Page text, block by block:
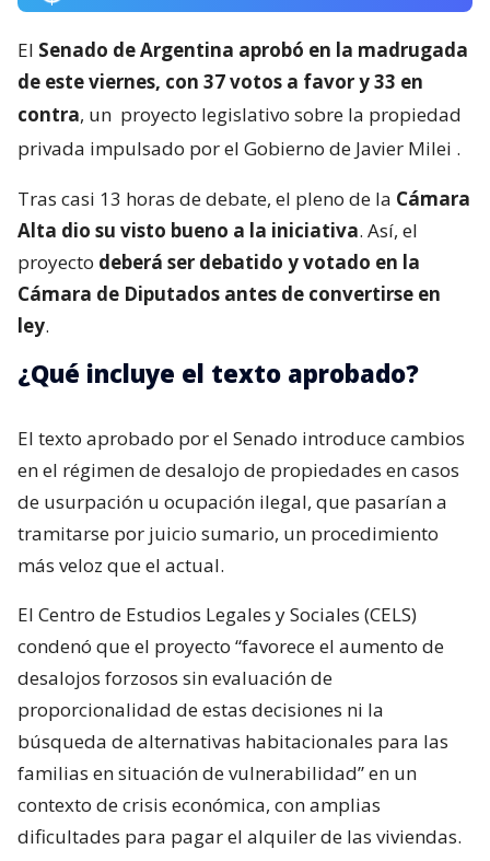
El Senado de Argentina aprobó en la madrugada
de este viernes, con 37 votos a favor y 33 en
contra, un proyecto legislativo sobre la propiedad
privada impulsado por el Gobierno de Javier Milei .
Tras casi 13 horas de debate, el pleno de la Cámara
Alta dio su visto bueno a la iniciativa. Así, el
proyecto deberá ser debatido y votado en la
Cámara de Diputados antes de convertirse en
ley.
¿Qué incluye el texto aprobado?
El texto aprobado por el Senado introduce cambios
en el régimen de desalojo de propiedades en casos
de usurpación u ocupación ilegal, que pasarían a
tramitarse por juicio sumario, un procedimiento
más veloz que el actual.
El Centro de Estudios Legales y Sociales (CELS)
condenó que el proyecto “favorece el aumento de
desalojos forzosos sin evaluación de
proporcionalidad de estas decisiones ni la
búsqueda de alternativas habitacionales para las
familias en situación de vulnerabilidad” en un
contexto de crisis económica, con amplias
dificultades para pagar el alquiler de las viviendas.